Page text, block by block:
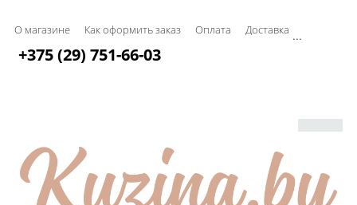
О магазине Как оформить заказ Оплата Доставка ...
+375 (29) 751-66-03